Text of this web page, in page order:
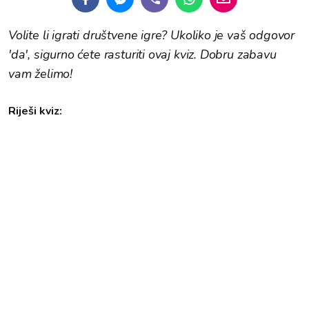
Volite li igrati društvene igre? Ukoliko je vaš odgovor
'da', sigurno ćete rasturiti ovaj kviz. Dobru zabavu
vam želimo!
Riješi kviz: